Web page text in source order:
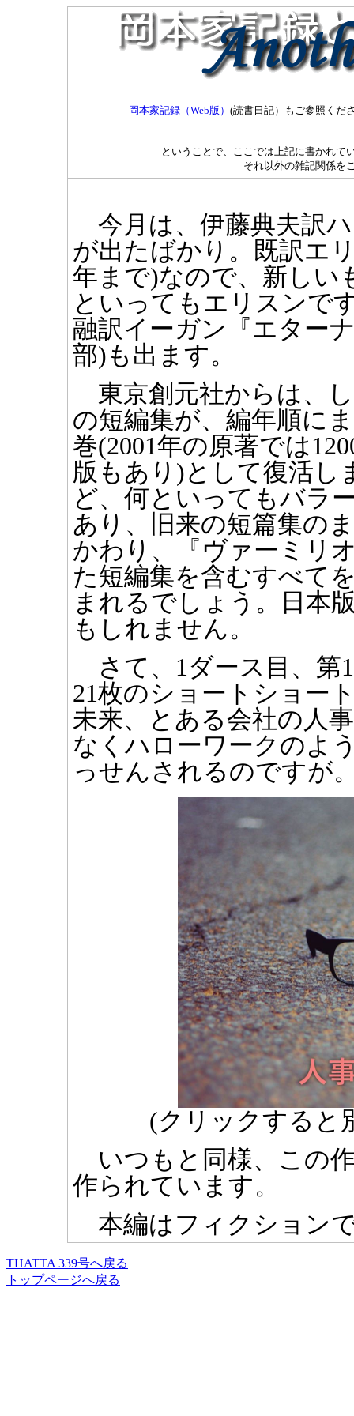
岡本家記録（Web版） (読書日記）もご参照くだ
ということで、ここでは上記に書かれて
それ以外の雑記関係を
今月は、伊藤典夫訳
が出たばかり。既訳エ
年まで)なので、新しい
といってもエリスンで
融訳イーガン『エター
部)も出ます。
東京創元社からは、
の短編集が、編年順に
巻(2001年の原著では
版もあり)として復活し
ど、何といってもバラ
あり、旧来の短篇集の
かわり、『ヴァーミリ
た短編集を含むすべて
まれるでしょう。日本
もしれません。
さて、1ダース目、第
21枚のショートショー
未来、とある会社の人
なくハローワークのよ
っせんされるのですが
(クリックすると
いつもと同様、この
作られています。
本編はフィクション
THATTA 339号へ戻る
トップページへ戻る